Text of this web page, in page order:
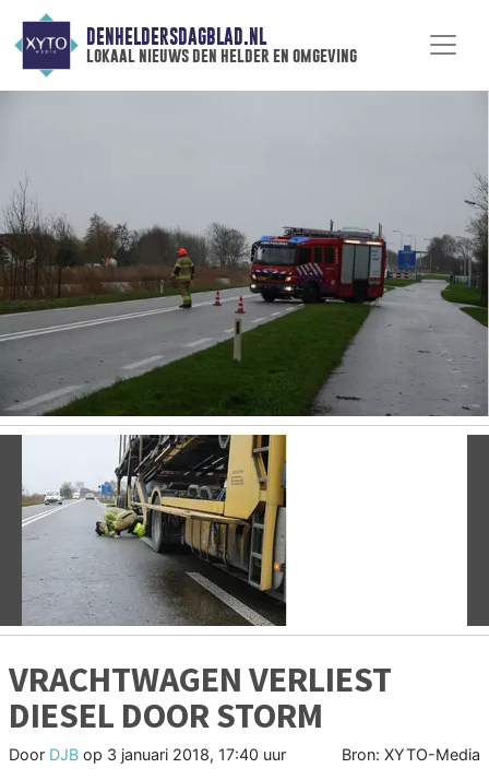
DENHELDERSDAGBLAD.NL
lokaal nieuws den helder en omgeving
Vorige
VRACHTWAGEN VERLIEST
DIESEL DOOR STORM
Door DJB op 3 januari 2018, 17:40 uur Bron: XYTO-Media